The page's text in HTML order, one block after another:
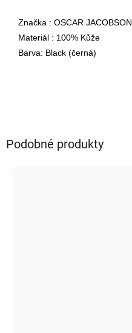
Značka : OSCAR JACOBSON
Materiál : 100% Kůže
Barva: Black (černá)
Podobné produkty